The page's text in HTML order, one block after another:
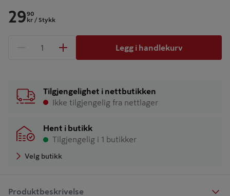
2990
kr / Stykk
1 produkter
Legg i handlekurv
Tilgjengelighet i nettbutikken
Ikke tilgjengelig fra nettlager
Hent i butikk
Tilgjengelig i 1 butikker
Velg butikk
Produktbeskrivelse